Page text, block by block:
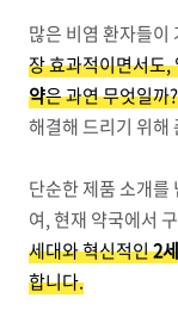
많은 비염 환자들이
장 효과적이면서도
약은 과연 무엇일까
해결해 드리기 위해
단순한 제품 소개를
여, 현재 약국에서
세대와 혁신적인2
합니다.